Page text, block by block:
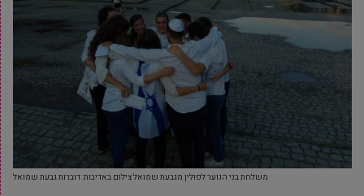
משלחת בני הנוער לפולין מגבעת שמואל צילום באדיבות: דוברות גבעת שמואל